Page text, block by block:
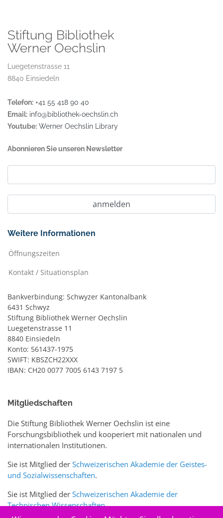
Stiftung Bibliothek
Werner Oechslin
Luegetenstrasse 11
8840 Einsiedeln
Telefon: +41 55 418 90 40
Email: info@bibliothek-oechslin.ch
Youtube: Werner Oechslin Library
Abonnieren Sie unseren Newsletter
Weitere Informationen
Öffnungszeiten
Kontakt / Situationsplan
Bankverbindung: Schwyzer Kantonalbank
6431 Schwyz
Stiftung Bibliothek Werner Oechslin
Luegetenstrasse 11
8840 Einsiedeln
Konto: 561437-1975
SWIFT: KBSZCH22XXX
IBAN: CH20 0077 7005 6143 7197 5
Mitgliedschaften
Die Stiftung Bibliothek Werner Oechslin ist eine
Forschungsbibliothek und kooperiert mit nationalen und
internationalen Institutionen.
Sie ist Mitglied der Schweizerischen Akademie der Geistes-
und Sozialwissenschaften.
Sie ist Mitglied der Schweizerischen Akademie der
Technischen Wissenschaften.